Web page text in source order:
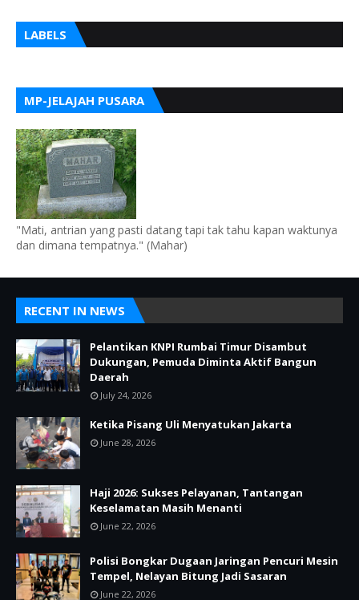
LABELS
MP-JELAJAH PUSARA
"Mati, antrian yang pasti datang tapi tak tahu kapan waktunya
dan dimana tempatnya." (Mahar)
RECENT IN NEWS
Pelantikan KNPI Rumbai Timur Disambut
Dukungan, Pemuda Diminta Aktif Bangun
Daerah
July 24, 2026
Ketika Pisang Uli Menyatukan Jakarta
June 28, 2026
Haji 2026: Sukses Pelayanan, Tantangan
Keselamatan Masih Menanti
June 22, 2026
Polisi Bongkar Dugaan Jaringan Pencuri Mesin
Tempel, Nelayan Bitung Jadi Sasaran
June 22, 2026